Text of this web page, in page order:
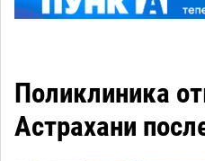
Поликлиника
Астрахани